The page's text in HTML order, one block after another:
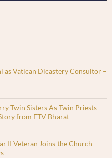
as Vatican Dicastery Consultor –
Twin Sisters As Twin Priests
from ETV Bharat
II Veteran Joins the Church –